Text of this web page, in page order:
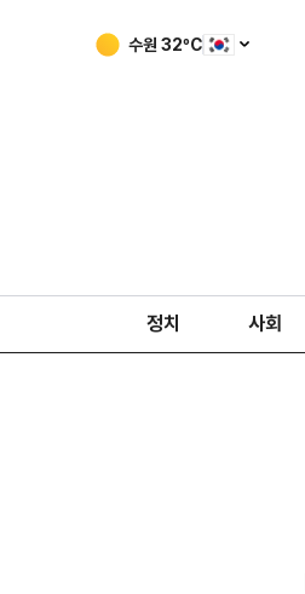
수원 32ºC
정치 사회